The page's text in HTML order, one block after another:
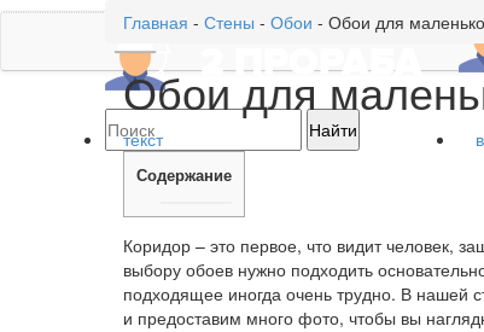
Главная - Стены - Обои - Обои для
Обои для
текст
Содержание
Коридор – это первое, что видит человек,
выбору обоев нужно подходить
подходящее иногда очень трудно. В нашей
и предоставим много фото, чтобы вы